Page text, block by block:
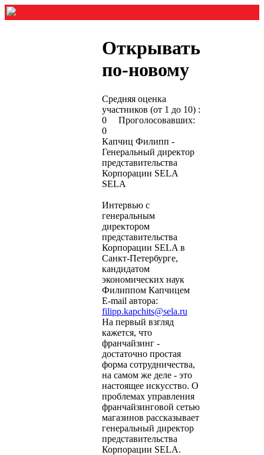
Открывать
по-новому
Средняя оценка
участников (от 1 до 10) :
0 Проголосовавших:
0
Капчиц Филипп -
Генеральный директор
представительства
Корпорации SELA
SELA
Интервью с
генеральным
директором
представительства
Корпорации SELA в
Санкт-Петербурге,
кандидатом
экономических наук
Филиппом Капчицем
E-mail автора:
filipp.kapchits@sela.ru
На первый взгляд
кажется, что
франчайзинг -
достаточно простая
форма сотрудничества,
на самом же деле - это
настоящее искусство. О
проблемах управления
франчайзинговой сетью
магазинов рассказывает
генеральный директор
представительства
Корпорации SELA.